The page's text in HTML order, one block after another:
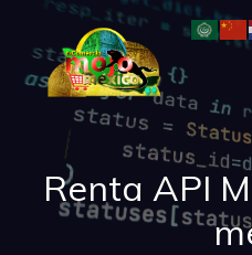
Renta API